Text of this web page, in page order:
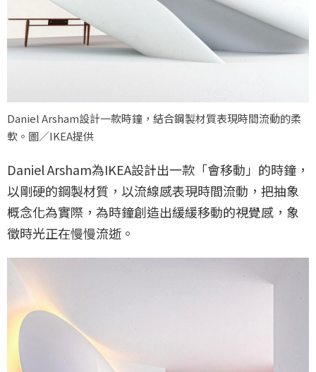
Daniel Arsham設計一款時鐘，結合鋼製材質表現時間流動的柔
軟。圖／IKEA提供
Daniel Arsham為IKEA設計出一款「會移動」的時鐘，
以剛硬的鋼製材質，以流線感表現時間流動，把抽象
概念化為實際，為時鐘創造出緩緩移動的視覺感，象
徵時光正在慢慢流逝。